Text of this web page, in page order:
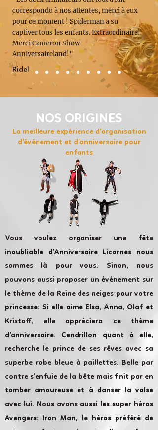
correspondu à nos attentes, merci à eux
pour ce moment ! Spiderman a su
captiver tous les enfants. Extraordinaire!
Merci Cameron Show
Anniversaireland!"
Ridel
NOS ORIGINES
La meilleure expérience d'organisation
d'événement et d'anniversaire pour
enfants
Vous voulez organiser une fête
inoubliable d'Anniversaire Licornes nous
sommes là pour vous. Sinon, nous
pouvons aussi proposer un événement sur
le thème de la Reine des neiges pour votre
princesse: Si elle aime Elsa, Anna, Olaf et
Kristoff, elle appréciera ce thème
d'anniversaire. Cendrillon quant à elle,
recherche le prince de ses rêves avec sa
superbe robe bleue à paillettes. Belle par
contre s'enfuie de la bête mais finit par en
tomber amoureuse et à danser la valse
avec lui. Nous avons aussi les super héros
Avengers: Iron Man, le héros préféré de